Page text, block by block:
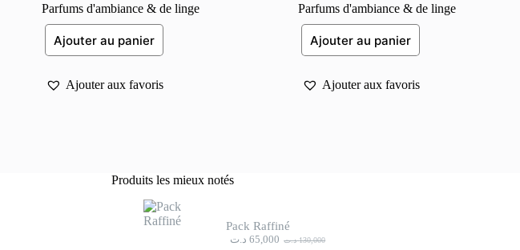
Parfums d'ambiance & de linge
Ajouter au panier
Ajouter aux favoris
Parfums d'ambiance & de linge
Ajouter au panier
Ajouter aux favoris
Produits les mieux notés
Pack Raffiné
130,000 د.تLe
65,000 د.ت Le